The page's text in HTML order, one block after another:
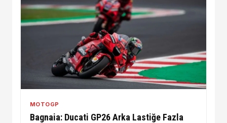
MOTOGP
Bagnaia: Ducati GP26 Arka Lastiğe Fazla